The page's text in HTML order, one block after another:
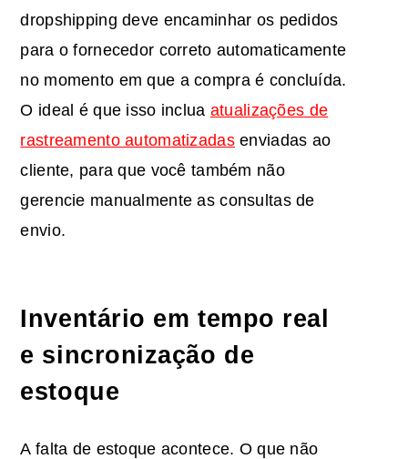
dropshipping deve encaminhar os pedidos
para o fornecedor correto automaticamente
no momento em que a compra é concluída.
O ideal é que isso inclua atualizações de
rastreamento automatizadasenviadas ao
cliente, para que você também não
gerencie manualmente as consultas de
envio.
Inventário em tempo real
e sincronização de
estoque
A falta de estoque acontece. O que não